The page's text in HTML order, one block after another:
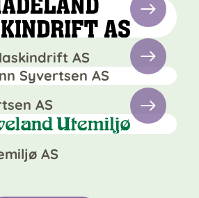
AS
Syvertsen AS
AS
AS